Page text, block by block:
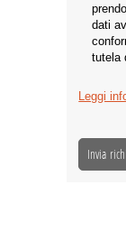
dati
tutela
Leggi
Invia